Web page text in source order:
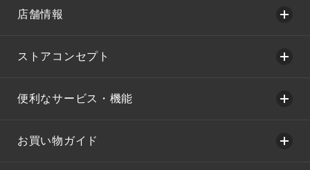
店舗情報
ストアコンセプト
便利なサービス・機能
お買い物ガイド